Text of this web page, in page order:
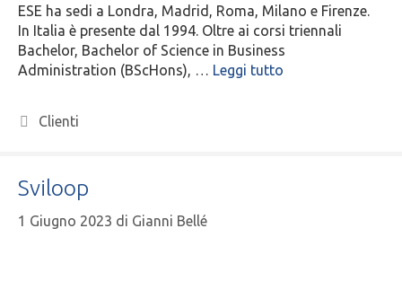
ESE ha sedi a Londra, Madrid, Roma, Milano e Firenze.
In Italia è presente dal 1994. Oltre ai corsi triennali
Bachelor, Bachelor of Science in Business
Administration (BScHons), … Leggi tutto
Clienti
Sviloop
1 Giugno 2023 di Gianni Bellé